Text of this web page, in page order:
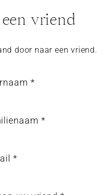
vriend
door naar een vriend.